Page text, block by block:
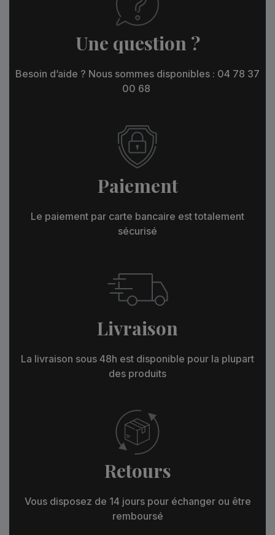
Une question ?
Besoin d’aide ? Nous sommes disponibles : 04 78 37
00 68
Paiement
Le paiement par carte bancaire est totalement
sécurisé
Livraison
La livraison sous 48h est disponible pour la plupart
des produits
Retours
Vous disposez de 14 jours pour échanger ou être
remboursé